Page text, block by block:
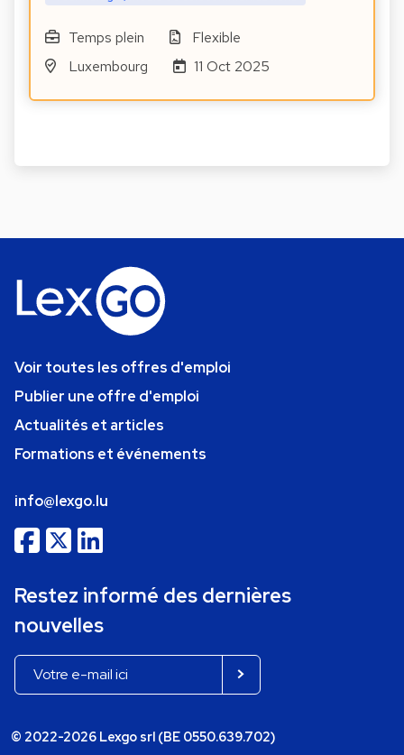
Temps plein
Flexible
Luxembourg
11 Oct 2025
Voir toutes les offres d'emploi
Publier une offre d'emploi
Actualités et articles
Formations et événements
info@lexgo.lu
Restez informé des dernières
nouvelles
© 2022-2026 Lexgo srl (BE 0550.639.702)